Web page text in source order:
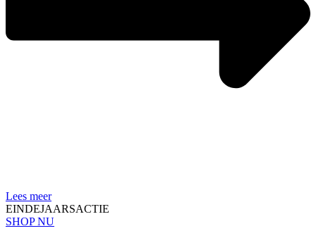
Lees meer
EINDEJAARSACTIE
SHOP NU